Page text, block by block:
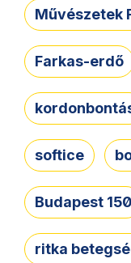
Művészetek
Farkas-erdő
softice
Budapest 150
ritka